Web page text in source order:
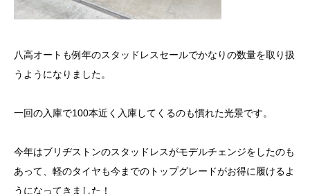
八高オートも例年のスタッドレスセールでかなりの数量を取り扱
うようになりました。
一回の入庫で100本近く入庫してくるのも慣れた光景です。
今年はブリヂストンのスタッドレスがモデルチェンジをしたのも
あって、軽のタイヤも今までのトップグレードがお得に履けるよ
うになってきました！